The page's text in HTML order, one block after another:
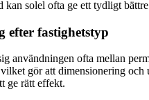
kan solel ofta ge ett tydligt
efter fastighetstyp
användningen ofta mellan
gör att dimensionering och
ge rätt effekt.